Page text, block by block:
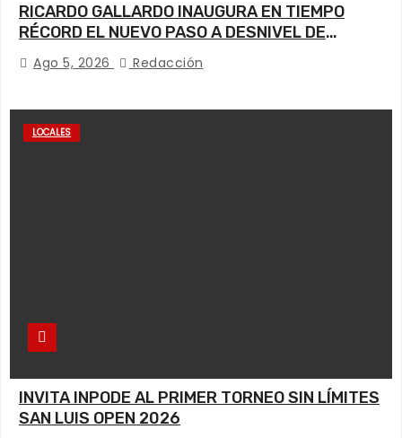
RICARDO GALLARDO INAUGURA EN TIEMPO
RÉCORD EL NUEVO PASO A DESNIVEL DE
CIRCUITO POTOSÍ
Ago 5, 2026 Redacción
LOCALES
INVITA INPODE AL PRIMER TORNEO SIN LÍMITES
SAN LUIS OPEN 2026